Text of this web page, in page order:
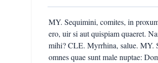
MY. Sequimini, comites, in
ero, uir si aut quispiam quaeret.
mihi? CLE. Myrrhina, salue. MY.
omnes quae sunt male nuptae: